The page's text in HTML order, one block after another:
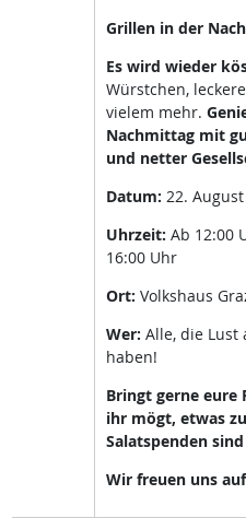
Grillen in der
Es wird wieder
Würstchen,
vielem mehr.
Nachmittag mit
und netter
Datum: 22.
Uhrzeit: Ab 12:00
16:00 Uhr
Ort: Volkshaus
Wer: Alle, die Lust
haben!
Bringt gerne eure
ihr mögt, etwas
Salatspenden
Wir freuen uns